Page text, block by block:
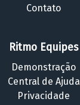
Contato
Ritmo Equipes
Demonstração
Central de Ajuda
Privacidade